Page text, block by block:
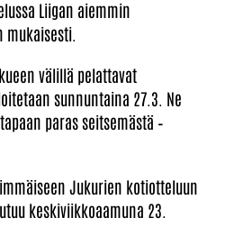
Liigan aiemmin
välillä pelattavat
sunnuntaina 27.3. Ne
paras seitsemästä –
Jukurien kotiotteluun
keskiviikkoaamuna 23.